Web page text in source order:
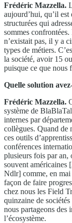
Frédéric Mazzella.
aujourd’hui, qu’il
structurées qui
sommes
n’existait pas, il y a
types de métiers.
la société, avoir 15
puisque ce que nous
Quelle solution
Frédéric Mazzella.
système de
internes par
collègues. Quand de
ces outils
conférences
plusieurs fois par an,
souvent
Ndlr] comme, en
façon de faire
chez nous les Field
quinzaine de
nous partageons des
l’écosystème.